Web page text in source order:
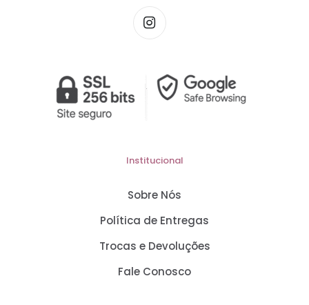
Institucional
Sobre Nós
Política de Entregas
Trocas e Devoluções
Fale Conosco